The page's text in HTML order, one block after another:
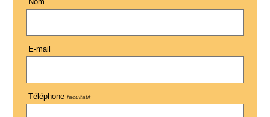
E-mail
Téléphone facultatif